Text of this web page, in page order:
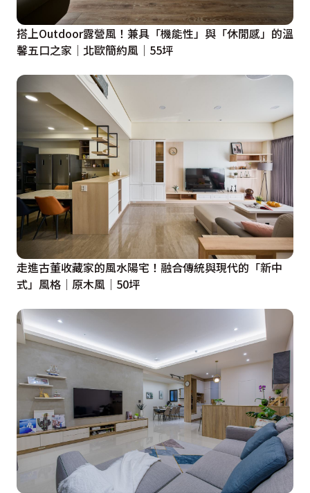
搭上Outdoor露營風！兼具「機能性」與「休閒感」的溫
馨五口之家│北歐簡約風│55坪
走進古董收藏家的風水陽宅！融合傳統與現代的「新中
式」風格│原木風│50坪